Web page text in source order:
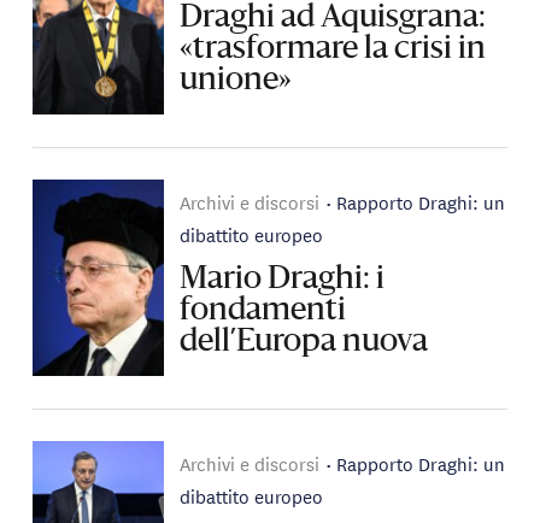
Draghi ad Aquisgrana:
«trasformare la crisi in
unione»
Archivi e discorsi
Rapporto Draghi: un
dibattito europeo
Mario Draghi: i
fondamenti
dell’Europa nuova
Archivi e discorsi
Rapporto Draghi: un
dibattito europeo